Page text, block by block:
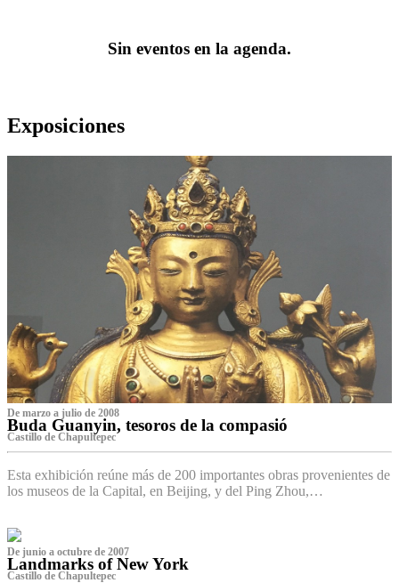
Sin eventos en la agenda.
Exposiciones
De marzo a julio de 2008
Buda Guanyin, tesoros de la compasió
Castillo de Chapultepec
Esta exhibición reúne más de 200 importantes obras provenientes de
los museos de la Capital, en Beijing, y del Ping Zhou,…
De junio a octubre de 2007
Landmarks of New York
Castillo de Chapultepec